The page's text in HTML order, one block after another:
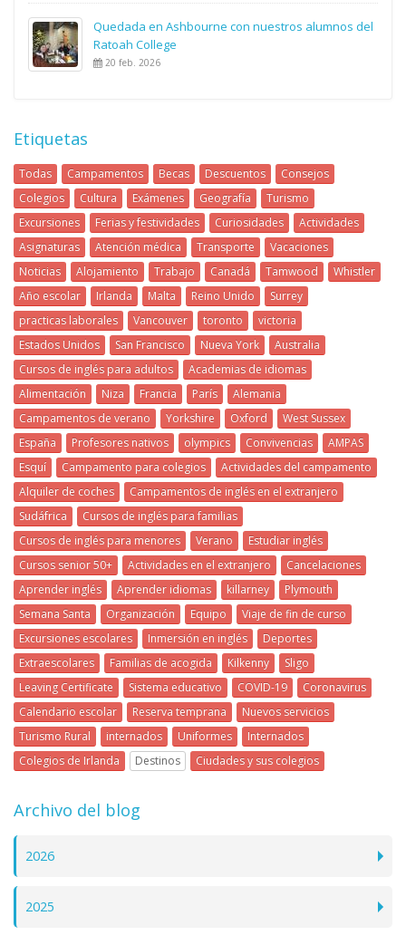
Quedada en Ashbourne con nuestros alumnos del
Ratoah College
20 feb. 2026
Etiquetas
Todas Campamentos Becas Descuentos
Consejos
Colegios
Cultura Exámenes Geografía
Turismo
Excursiones
Ferias y festividades Curiosidades
Actividades
Asignaturas
Atención médica Transporte
Vacaciones
Noticias
Alojamiento Trabajo Canadá Tamwood
Whistler
Año escolar
Irlanda Malta Reino Unido
Surrey
practicas laborales
Vancouver toronto
victoria
Estados Unidos
San Francisco Nueva York
Australia
Cursos de inglés para adultos
Academias de idiomas
Alimentación
Niza Francia París
Alemania
Campamentos de verano
Yorkshire Oxford
West Sussex
España
Profesores nativos olympics Convivencias
AMPAS
Esquí
Campamento para colegios
Actividades del campamento
Alquiler de coches
Campamentos de inglés en el extranjero
Sudáfrica
Cursos de inglés para familias
Cursos de inglés para menores
Verano
Estudiar inglés
Cursos senior 50+
Actividades en el extranjero
Cancelaciones
Aprender inglés
Aprender idiomas killarney
Plymouth
Semana Santa
Organización Equipo
Viaje de fin de curso
Excursiones escolares
Inmersión en inglés
Deportes
Extraescolares
Familias de acogida Kilkenny
Sligo
Leaving Certificate
Sistema educativo COVID-19
Coronavirus
Calendario escolar
Reserva temprana
Nuevos servicios
Turismo Rural
internados Uniformes
Internados
Colegios de Irlanda
Destinos Ciudades y sus colegios
Archivo del blog
2026
2025